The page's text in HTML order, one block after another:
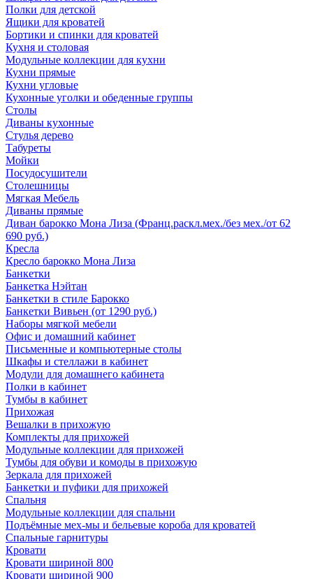
Полки для детской
Ящики для кроватей
Бортики и спинки для кроватей
Кухня и столовая
Модульные коллекции для кухни
Кухни прямые
Кухни угловые
Кухонные уголки и обеденные группы
Столы
Диваны кухонные
Стулья дерево
Табуреты
Мойки
Посудосушители
Столешницы
Мягкая Мебель
Диваны прямые
Диван барокко Мона Лиза (Франц.раскл.мех./без мех./от 62
690 руб.)
Кресла
Кресло барокко Мона Лиза
Банкетки
Банкетка Нэйтан
Банкетки в стиле Барокко
Банкетки Вивьен (от 1290 руб.)
Наборы мягкой мебели
Офис и домашний кабинет
Письменные и компьютерные столы
Шкафы и стеллажи в кабинет
Модули для домашнего кабинета
Полки в кабинет
Тумбы в кабинет
Прихожая
Вешалки в прихожую
Комплекты для прихожей
Модульные коллекции для прихожей
Тумбы для обуви и комоды в прихожую
Зеркала для прихожей
Банкетки и пуфики для прихожей
Спальня
Модульные коллекции для спальни
Подъёмные мех-мы и бельевые короба для кроватей
Спальные гарнитуры
Кровати
Кровати шириной 800
Кровати шириной 900